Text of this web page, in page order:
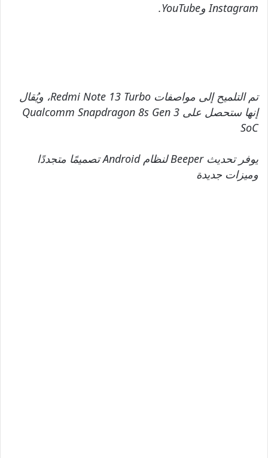
Instagram وYouTube.
تم التلميح إلى مواصفات Redmi Note 13 Turbo، ويُقال
إنها ستحصل على Qualcomm Snapdragon 8s Gen 3
SoC
يوفر تحديث Beeper لنظام Android تصميمًا متجددًا
وميزات جديدة